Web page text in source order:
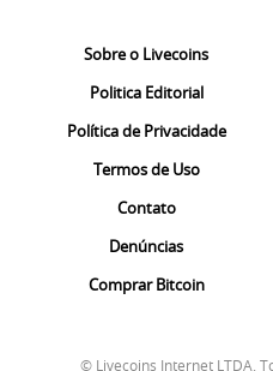
Sobre o Livecoins
Politica Editorial
Política de Privacidade
Termos de Uso
Contato
Denúncias
Comprar Bitcoin
© Livecoins Internet LTDA.